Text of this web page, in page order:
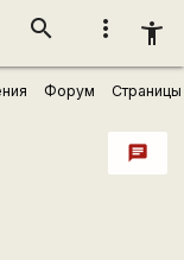
more_vert accessibility_new
search
Форум Страницы
chat